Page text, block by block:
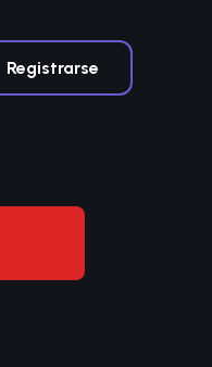
Registrarse